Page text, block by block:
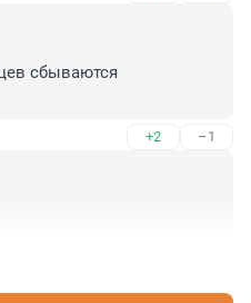
сбываются
+2 –1